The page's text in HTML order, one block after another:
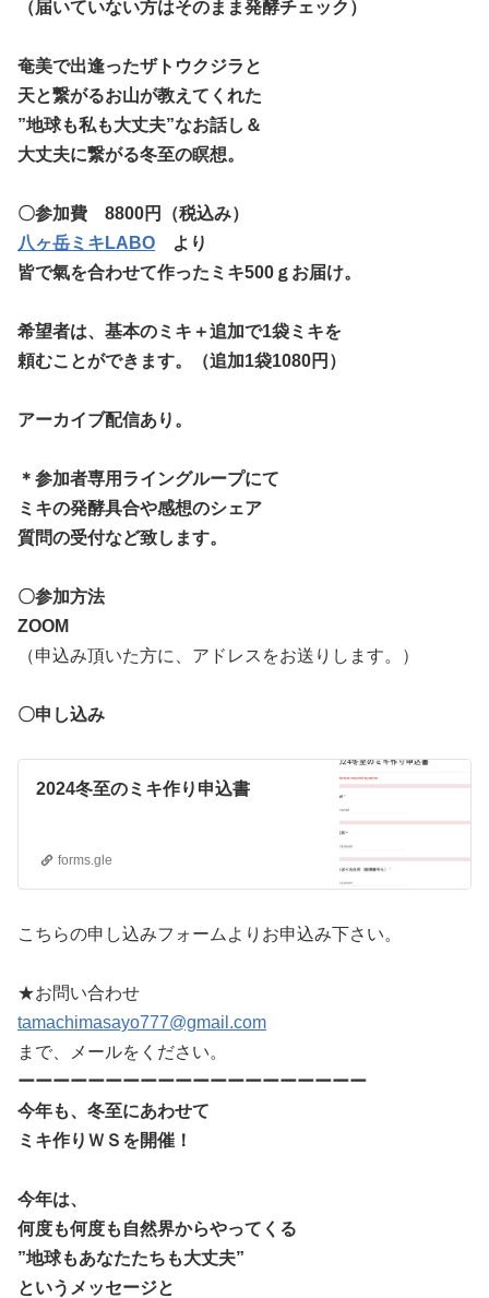
（届いていない方はそのまま発酵チェック）
奄美で出逢ったザトウクジラと
天と繋がるお山が教えてくれた
”地球も私も大丈夫”なお話し＆
大丈夫に繋がる冬至の瞑想。
〇参加費 8800円（税込み）
八ヶ岳ミキLABO より
皆で氣を合わせて作ったミキ500ｇお届け。
希望者は、基本のミキ＋追加で1袋ミキを
頼むことができます。（追加1袋1080円）
アーカイブ配信あり。
＊参加者専用ライングループにて
ミキの発酵具合や感想のシェア
質問の受付など致します。
〇参加方法
ZOOM
（申込み頂いた方に、アドレスをお送りします。）
〇申し込み
2024冬至のミキ作り申込書
forms.gle
こちらの申し込みフォームよりお申込み下さい。
★お問い合わせ
tamachimasayo777@gmail.com
まで、メールをください。
ーーーーーーーーーーーーーーーーーーーー
今年も、冬至にあわせて
ミキ作りＷＳを開催！
今年は、
何度も何度も自然界からやってくる
”地球もあなたたちも大丈夫”
というメッセージと